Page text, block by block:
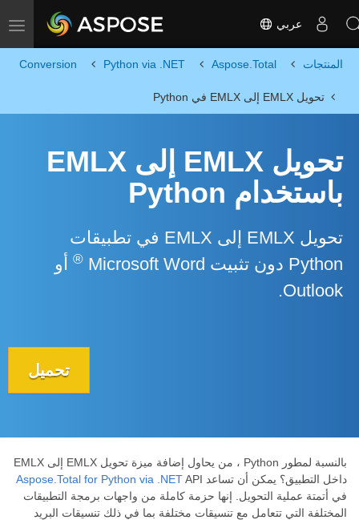
Toggle navigation عربي
المنتجات Aspose.Total
Python via .NET
Conversion
تحويل EMLX إلى EMLX في Python
تحويل EMLX إلى EMLX
باستخدام Python
تحويل EMLX إلى EMLX في تطبيقات
Python دون تثبيت Microsoft Word
® أو
Outlook.
تحميل
بالنسبة لمطور Python ، من يحاول إضافة ميزة تحويل EMLX إلى EMLX
داخل التطبيق؟ يمكن أن تساعد
Aspose.Total for Python via .NETAPI
في أتمتة عملية التحويل. إنها حزمة كاملة من واجهات برمجة التطبيقات
المختلفة التي تتعامل مع تنسيقات مختلفة بما في ذلك تنسيقات البريد